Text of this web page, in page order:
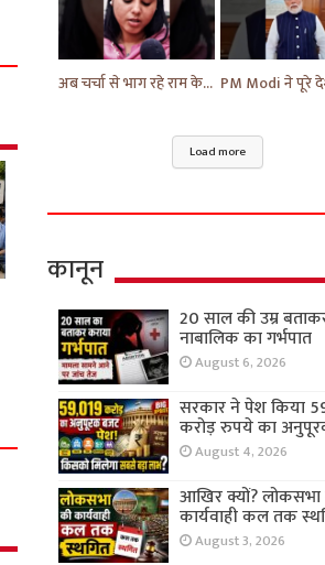
अब चर्चा से भाग रहे राम के नाम पर सत्ता में | News | Sapa vs BJP | News Today | Breaking #shorts #yt
Load more
कानून
20 साल की उम्र
नाबालिक का गर्भपात
August 6, 2026
सरकार ने पेश किया
करोड़ रुपये का
August 4, 2026
आखिर क्यों?
कार्यवाही कल तक
August 3, 2026